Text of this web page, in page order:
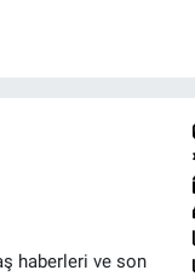
haberleri ve son